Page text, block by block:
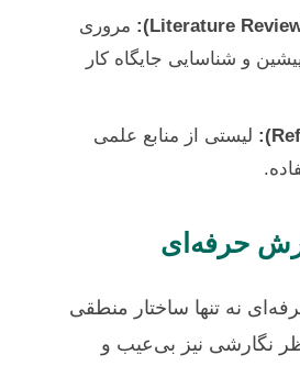
مروری
و شناسایی جایگاه کار
لیستی از منابع علمی
حرفه‌ای
نه تنها ساختار منطقی
نگارشی نیز بی‌عیب و